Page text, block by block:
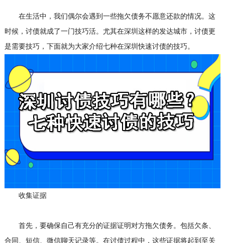
在生活中，我们偶尔会遇到一些拖欠债务不愿意还款的情况。这
时候，讨债就成了一门技巧活。尤其在深圳这样的发达城市，讨债更
是需要技巧，下面就为大家介绍七种在深圳快速讨债的技巧。
收集证据
首先，要确保自己有充分的证据证明对方拖欠债务。包括欠条、
合同、短信、微信聊天记录等。在讨债过程中，这些证据将起到至关